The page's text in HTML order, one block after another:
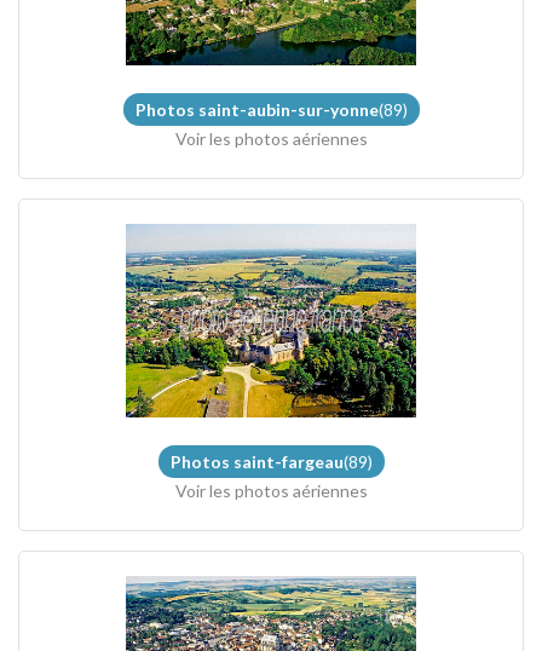
Photos saint-aubin-sur-yonne(89)
Voir les photos aériennes
Photos saint-fargeau(89)
Voir les photos aériennes